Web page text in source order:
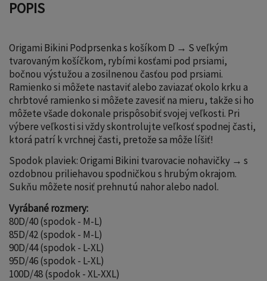
POPIS
Origami Bikini Podprsenka s košíkom D → S veľkým
tvarovaným košíčkom, rybími kosťami pod prsiami,
bočnou výstužou a zosilnenou časťou pod prsiami.
Ramienko si môžete nastaviť alebo zaviazať okolo krku a
chrbtové ramienko si môžete zavesiť na mieru, takže si ho
môžete všade dokonale prispôsobiť svojej veľkosti. Pri
výbere veľkosti si vždy skontrolujte veľkosť spodnej časti,
ktorá patrí k vrchnej časti, pretože sa môže líšiť!
Spodok plaviek: Origami Bikini tvarovacie nohavičky → s
ozdobnou priliehavou spodničkou s hrubým okrajom.
Sukňu môžete nosiť prehnutú nahor alebo nadol.
Vyrábané rozmery:
80D/40 (spodok - M-L)
85D/42 (spodok - M-L)
90D/44 (spodok - L-XL)
95D/46 (spodok - L-XL)
100D/48 (spodok - XL-XXL)